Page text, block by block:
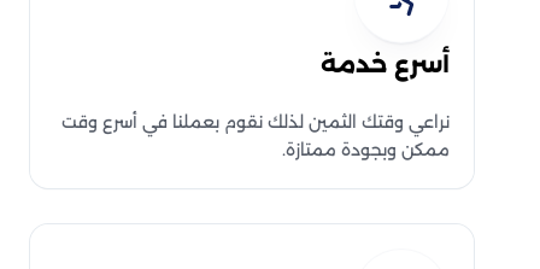
أسرع خدمة
نراعي وقتك الثمين لذلك نقوم بعملنا في أسرع وقت
ممكن وبجودة ممتازة.